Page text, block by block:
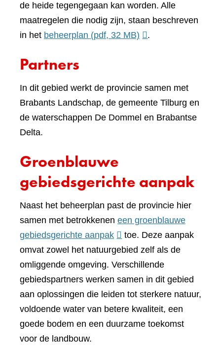
de heide tegengegaan kan worden. Alle
maatregelen die nodig zijn, staan beschreven
in het beheerplan (pdf, 32 MB) .
Partners
In dit gebied werkt de provincie samen met
Brabants Landschap, de gemeente Tilburg en
de waterschappen De Dommel en Brabantse
Delta.
Groenblauwe
gebiedsgerichte aanpak
Naast het beheerplan past de provincie hier
samen met betrokkenen een groenblauwe
gebiedsgerichte aanpak(verwijst
naar
een
andere
website)
toe. Deze aanpak
omvat zowel het natuurgebied zelf als de
omliggende omgeving. Verschillende
gebiedspartners werken samen in dit gebied
aan oplossingen die leiden tot sterkere natuur,
voldoende water van betere kwaliteit, een
goede bodem en een duurzame toekomst
voor de landbouw.